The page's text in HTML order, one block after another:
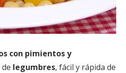
con pimientos y
legumbres, fácil y rápida de